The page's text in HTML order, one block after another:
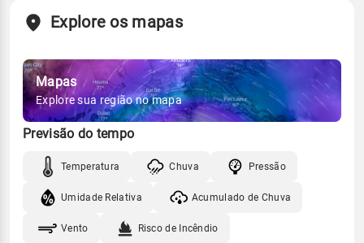
Explore os mapas
Mapas
Explore sua região no mapa
Previsão do tempo
Temperatura Chuva Pressão
Umidade Relativa Acumulado de Chuva
Vento Risco de Incêndio